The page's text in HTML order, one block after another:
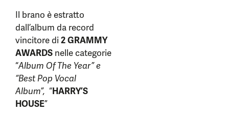
Il brano è estratto
dall’album da record
vincitore di2 GRAMMY
AWARDS nelle categorie
“Album Of The Year” e
“Best Pop Vocal
Album”, “HARRY’S
HOUSE”